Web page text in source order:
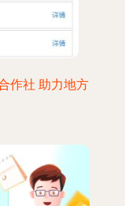
作社 助力地方